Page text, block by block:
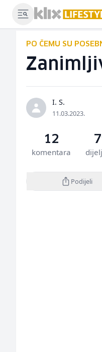
PO ČEMU SU
I. S.
11.03.2023.
12
komentara
Podijeli